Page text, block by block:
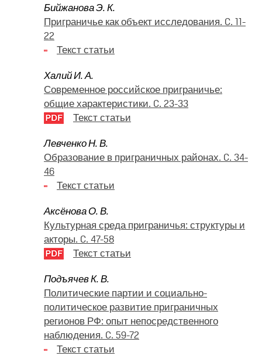
Бийжанова Э. К.
Приграничье как объект исследования. C. 11-
22
Текст статьи
Халий И. А.
Современное российское приграничье:
общие характеристики. C. 23-33
Текст статьи
Левченко Н. В.
Образование в приграничных районах. C. 34-
46
Текст статьи
Аксёнова О. В.
Культурная среда приграничья: структуры и
акторы. C. 47-58
Текст статьи
Подъячев К. В.
Политические партии и социально-
политическое развитие приграничных
регионов РФ: опыт непосредственного
наблюдения. C. 59-72
Текст статьи